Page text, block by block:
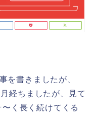
を書きましたが、
経ちましたが、見て
く長く続けてくる